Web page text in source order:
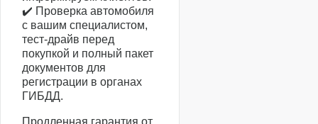
✔️ Проверка автомобиля
с вашим специалистом,
тест-драйв перед
покупкой и полный пакет
документов для
регистрации в органах
ГИБДД.
Продленная гарантия от